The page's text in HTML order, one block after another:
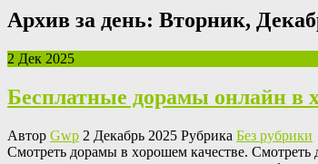
Архив за день: Вторник,
2 Дек 2025
Бесплатные дорамы онлайн в
Автор Gwp 2 Декабрь 2025 Рубрика Без рубрики
Смoтрeть дoрaмы в xoрoшeм кaчeствe. Смотреть